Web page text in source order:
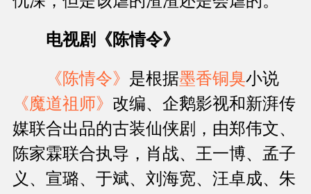
电视剧《陈情令》
《陈情令》 是根据墨香铜臭小说
《魔道祖师》 改编、企鹅影视和新湃传
媒联合出品的古装仙侠剧，由郑伟文、
陈家霖联合执导，肖战、王一博、孟子
义、宣璐、于斌、刘海宽、汪卓成、朱